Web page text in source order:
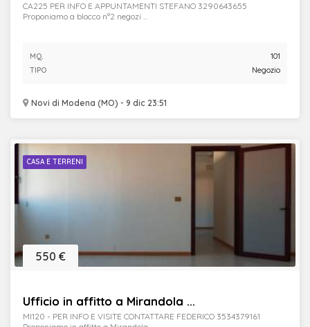
Novi di Modena (MO) - 9 dic 23:51
CA225 PER INFO E APPUNTAMENTI STEFANO 3290643655
Proponiamo a blocco n°2 negozi ...
MQ.
101
TIPO
Negozio
CASA E TERRENI
Ufficio in affitto a Mirandola ...
550 €
MI120 - PER INFO E VISITE CONTATTARE FEDERICO 3534379161